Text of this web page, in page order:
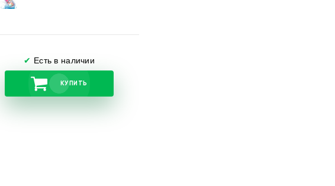
✔ Есть в наличии
КУПИТЬ